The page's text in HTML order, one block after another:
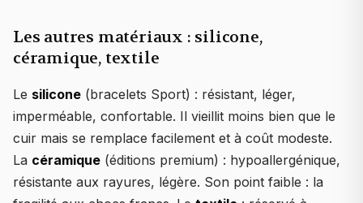
Les autres matériaux : silicone,
céramique, textile
Le silicone (bracelets Sport) : résistant, léger,
imperméable, confortable. Il vieillit moins bien que le
cuir mais se remplace facilement et à coût modeste.
La céramique (éditions premium) : hypoallergénique,
résistante aux rayures, légère. Son point faible : la